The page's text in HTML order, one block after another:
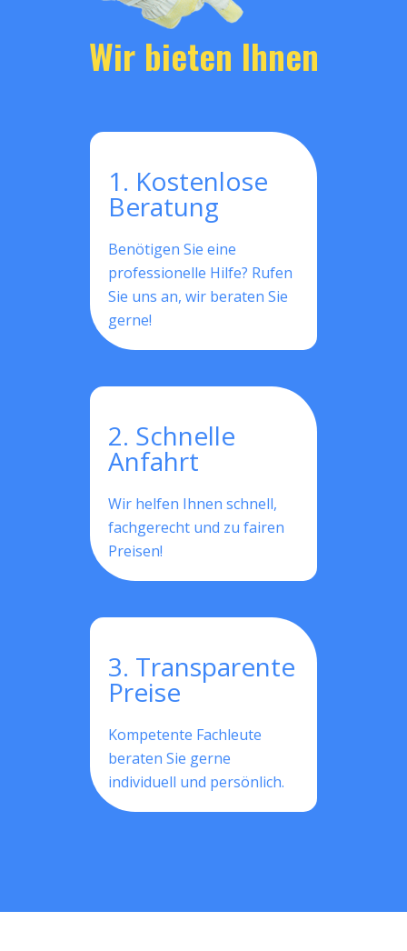
Wir bieten Ihnen
1. Kostenlose
Beratung
Benötigen Sie eine
professionelle Hilfe? Rufen
Sie uns an, wir beraten Sie
gerne!
2. Schnelle
Anfahrt
Wir helfen Ihnen schnell,
fachgerecht und zu fairen
Preisen!
3. Transparente
Preise
Kompetente Fachleute
beraten Sie gerne
individuell und persönlich.